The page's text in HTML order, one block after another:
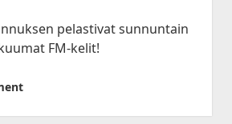
pelastivat sunnuntain
FM-kelit!